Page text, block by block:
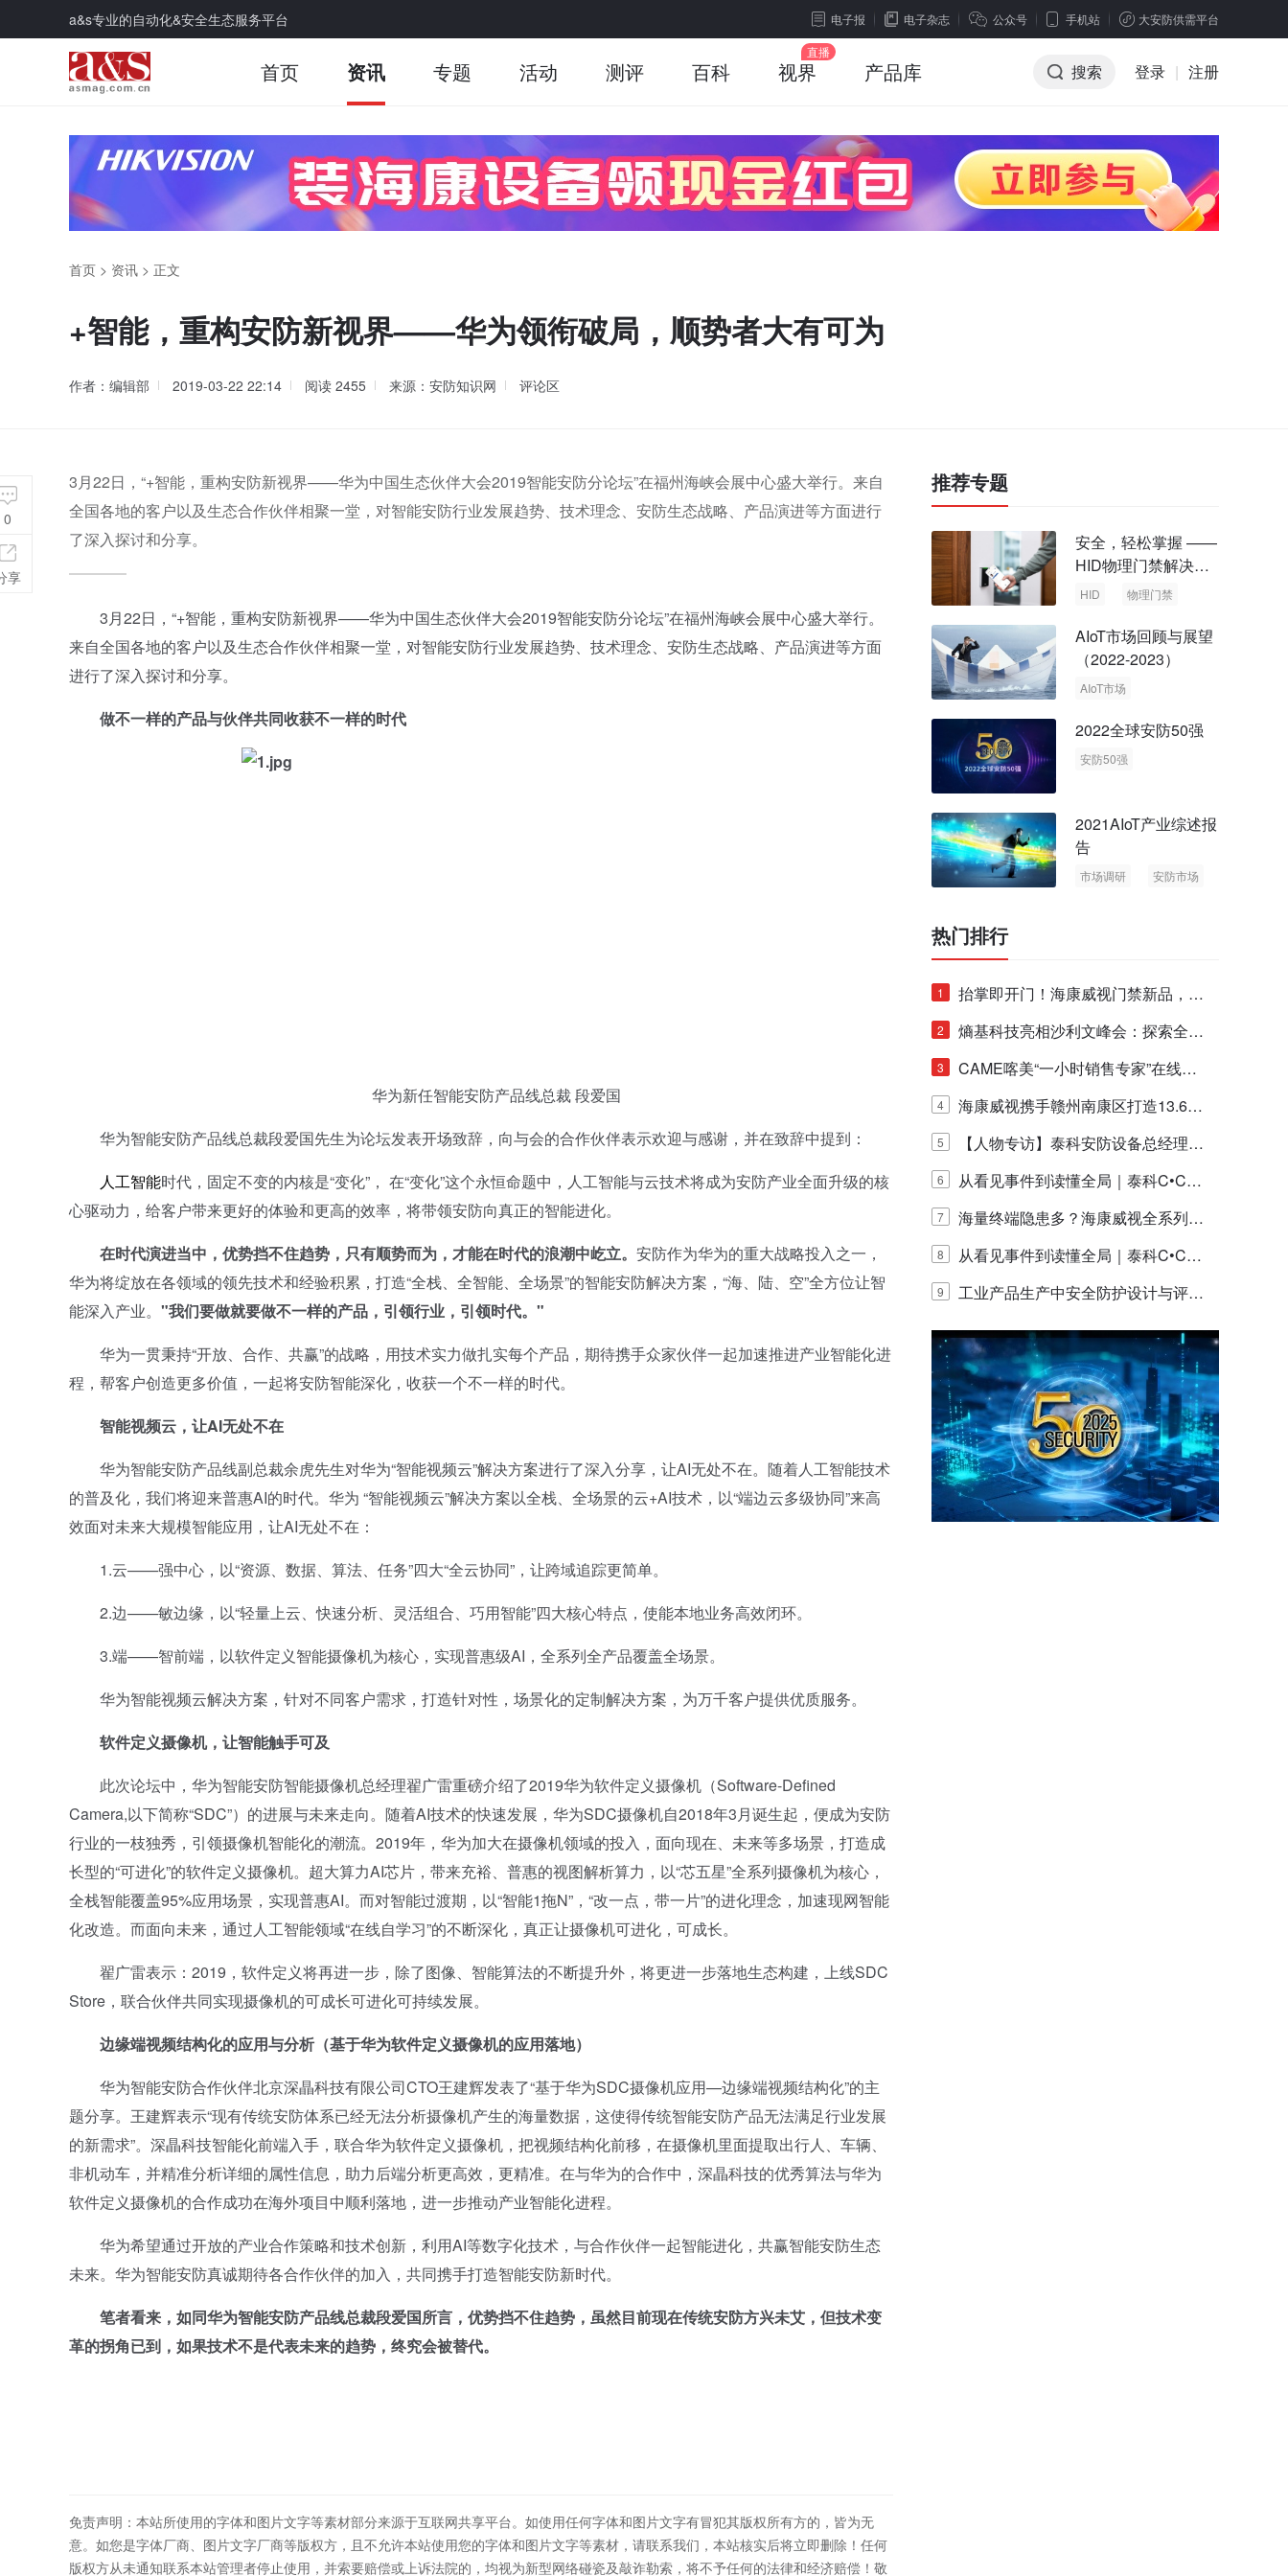
a&s专业的自动化&安全生态服务平台 电子报 电子杂志 公众号 手机站 大安防供需平台
首页 资讯 专题 活动 测评 百科 视界 产品库 搜索 登录 | 注册
首页 > 资讯 > 正文
+智能，重构安防新视界——华为领衔破局，顺势者大有可为
作者：编辑部 2019-03-22 22:14 阅读 2455 来源：安防知识网 评论区
3月22日，“+智能，重构安防新视界——华为中国生态伙伴大会2019智能安防分论坛”在福州海峡会展中心盛大举行。来自
全国各地的客户以及生态合作伙伴相聚一堂，对智能安防行业发展趋势、技术理念、安防生态战略、产品演进等方面进行
了深入探讨和分享。
3月22日，“+智能，重构安防新视界——华为中国生态伙伴大会2019智能安防分论坛”在福州海峡会展中心盛大举行。
来自全国各地的客户以及生态合作伙伴相聚一堂，对智能安防行业发展趋势、技术理念、安防生态战略、产品演进等方面
进行了深入探讨和分享。
做不一样的产品与伙伴共同收获不一样的时代
华为新任智能安防产品线总裁 段爱国
华为智能安防产品线总裁段爱国先生为论坛发表开场致辞，向与会的合作伙伴表示欢迎与感谢，并在致辞中提到：
人工智能时代，固定不变的内核是“变化”， 在“变化”这个永恒命题中，人工智能与云技术将成为安防产业全面升级的核
心驱动力，给客户带来更好的体验和更高的效率，将带领安防向真正的智能进化。
在时代演进当中，优势挡不住趋势，只有顺势而为，才能在时代的浪潮中屹立。 安防作为华为的重大战略投入之一，
华为将绽放在各领域的领先技术和经验积累，打造“全栈、全智能、全场景”的智能安防解决方案，“海、陆、空”全方位让智
能深入产业。 "我们要做就要做不一样的产品，引领行业，引领时代。"
华为一贯秉持“开放、合作、共赢”的战略，用技术实力做扎实每个产品，期待携手众家伙伴一起加速推进产业智能化进
程，帮客户创造更多价值，一起将安防智能深化，收获一个不一样的时代。
智能视频云，让AI无处不在
华为智能安防产品线副总裁余虎先生对华为“智能视频云”解决方案进行了深入分享，让AI无处不在。随着人工智能技术
的普及化，我们将迎来普惠AI的时代。华为 “智能视频云”解决方案以全栈、全场景的云+AI技术，以“端边云多级协同”来高
效面对未来大规模智能应用，让AI无处不在：
1.云——强中心，以“资源、数据、算法、任务”四大“全云协同”，让跨域追踪更简单。
2.边——敏边缘，以“轻量上云、快速分析、灵活组合、巧用智能”四大核心特点，使能本地业务高效闭环。
3.端——智前端，以软件定义智能摄像机为核心，实现普惠级AI，全系列全产品覆盖全场景。
华为智能视频云解决方案，针对不同客户需求，打造针对性，场景化的定制解决方案，为万千客户提供优质服务。
软件定义摄像机，让智能触手可及
此次论坛中，华为智能安防智能摄像机总经理翟广雷重磅介绍了2019华为软件定义摄像机（Software-Defined
Camera,以下简称“SDC”）的进展与未来走向。随着AI技术的快速发展，华为SDC摄像机自2018年3月诞生起，便成为安防
行业的一枝独秀，引领摄像机智能化的潮流。2019年，华为加大在摄像机领域的投入，面向现在、未来等多场景，打造成
长型的“可进化”的软件定义摄像机。超大算力AI芯片，带来充裕、普惠的视图解析算力，以“芯五星”全系列摄像机为核心，
全栈智能覆盖95%应用场景，实现普惠AI。而对智能过渡期，以“智能1拖N”，“改一点，带一片”的进化理念，加速现网智能
化改造。而面向未来，通过人工智能领域“在线自学习”的不断深化，真正让摄像机可进化，可成长。
翟广雷表示：2019，软件定义将再进一步，除了图像、智能算法的不断提升外，将更进一步落地生态构建，上线SDC
Store，联合伙伴共同实现摄像机的可成长可进化可持续发展。
边缘端视频结构化的应用与分析（基于华为软件定义摄像机的应用落地）
华为智能安防合作伙伴北京深瞐科技有限公司CTO王建辉发表了“基于华为SDC摄像机应用—边缘端视频结构化”的主
题分享。王建辉表示“现有传统安防体系已经无法分析摄像机产生的海量数据，这使得传统智能安防产品无法满足行业发展
的新需求”。深瞐科技智能化前端入手，联合华为软件定义摄像机，把视频结构化前移，在摄像机里面提取出行人、车辆、
非机动车，并精准分析详细的属性信息，助力后端分析更高效，更精准。在与华为的合作中，深瞐科技的优秀算法与华为
软件定义摄像机的合作成功在海外项目中顺利落地，进一步推动产业智能化进程。
华为希望通过开放的产业合作策略和技术创新，利用AI等数字化技术，与合作伙伴一起智能进化，共赢智能安防生态
未来。华为智能安防真诚期待各合作伙伴的加入，共同携手打造智能安防新时代。
笔者看来，如同华为智能安防产品线总裁段爱国所言，优势挡不住趋势，虽然目前现在传统安防方兴未艾，但技术变
革的拐角已到，如果技术不是代表未来的趋势，终究会被替代。
免责声明：本站所使用的字体和图片文字等素材部分来源于互联网共享平台。如使用任何字体和图片文字有冒犯其版权所有方的，皆为无
意。如您是字体厂商、图片文字厂商等版权方，且不允许本站使用您的字体和图片文字等素材，请联系我们，本站核实后将立即删除！任何
版权方从未通知联系本站管理者停止使用，并索要赔偿或上诉法院的，均视为新型网络碰瓷及敲诈勒索，将不予任何的法律和经济赔偿！敬
0
享
推荐专题
安全，轻松掌握 ——
HID物理门禁解决方
案，启动智慧安全新
HID 物理门禁
AIoT市场回顾与展望
（2022-2023）
AIoT市场
2022全球安防50强
安防50强
2021AIoT产业综述报
告
市场调研
安防市场
热门排行
1
抬掌即开门！海康威视门禁新品，不
止认人脸，更认"掌"中静脉！
2
熵基科技亮相沙利文峰会：探索全栈
脑机技术商业化生态新路径
3
CAME喀美“一小时销售专家”在线赋
能培训正式启动！
4
海康威视携手赣州南康区打造13.6公
里绿波网
5
【人物专访】泰科安防设备总经理张
宁解码安防出海新范式
6
从看见事件到读懂全局｜泰科C•CUR
E IQ 3.20开启安防运营智能新时代
7
海量终端隐患多？海康威视全系列物
联安全产品，四层守护更放心！
8
从看见事件到读懂全局｜泰科C•CUR
E IQ 3.20开启安防运营智能新时代
9
工业产品生产中安全防护设计与评估
的实践与探讨